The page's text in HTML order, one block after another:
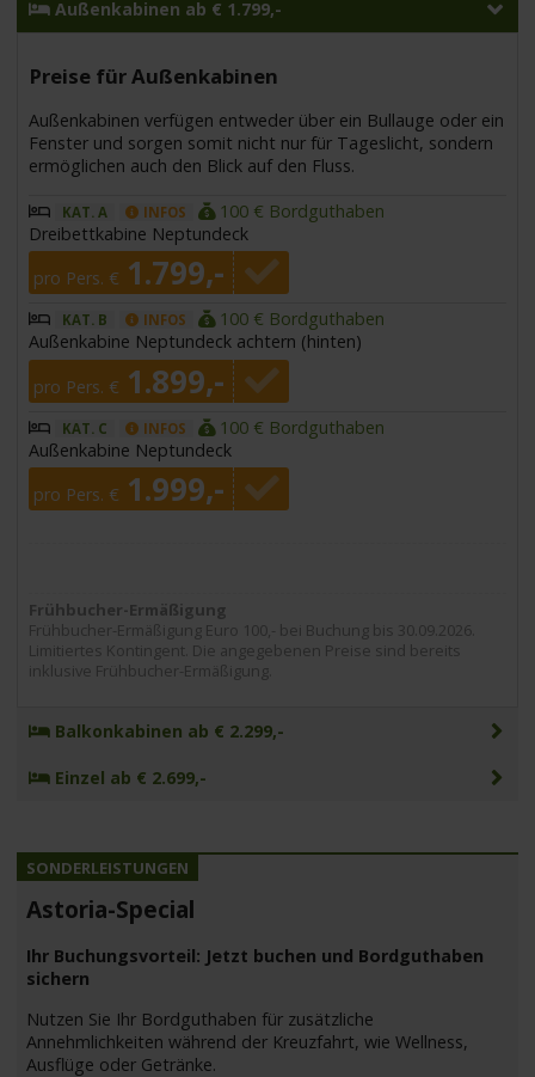
Außenkabinen ab € 1.799,-
Preise für Außenkabinen
Außenkabinen verfügen entweder über ein Bullauge oder ein
Fenster und sorgen somit nicht nur für Tageslicht, sondern
ermöglichen auch den Blick auf den Fluss.
KAT. A INFOS
100 € Bordguthaben
Dreibettkabine Neptundeck
pro Pers. € 1.799,-
KAT. B INFOS
100 € Bordguthaben
Außenkabine Neptundeck achtern (hinten)
pro Pers. € 1.899,-
KAT. C INFOS
100 € Bordguthaben
Außenkabine Neptundeck
pro Pers. € 1.999,-
Frühbucher-Ermäßigung
Frühbucher-Ermäßigung Euro 100,- bei Buchung bis 30.09.2026.
Limitiertes Kontingent. Die angegebenen Preise sind bereits
inklusive Frühbucher-Ermäßigung.
Balkonkabinen ab € 2.299,-
Einzel ab € 2.699,-
Astoria-Special
Ihr Buchungsvorteil: Jetzt buchen und Bordguthaben
sichern
Nutzen Sie Ihr Bordguthaben für zusätzliche
Annehmlichkeiten während der Kreuzfahrt, wie Wellness,
Ausflüge oder Getränke.